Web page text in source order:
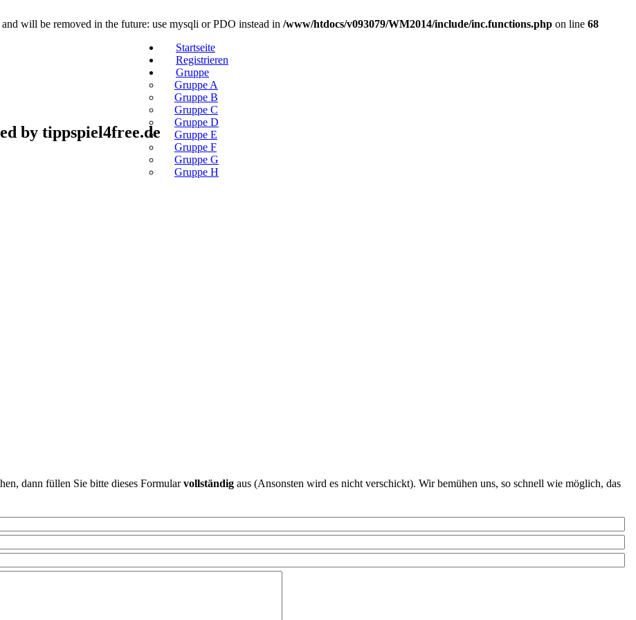
will be removed in the future: use mysqli or PDO instead in /www/htdocs/v093079/WM2014/include/inc.functions.php on line 68
by tippspiel4free.de
Startseite
Registrieren
Gruppe
Gruppe A
Gruppe B
Gruppe C
Gruppe D
Gruppe E
Gruppe F
Gruppe G
Gruppe H
dann füllen Sie bitte dieses Formularvollständig aus (Ansonsten wird es nicht verschickt). Wir bemühen uns, so schnell wie möglich, das